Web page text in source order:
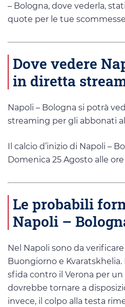
– Bologna, dove vederla,
quote per le tue
Dove vedere
in diretta
Napoli – Bologna si potrà
streaming per gli abbonati
Il calcio d’inizio di Napoli –
Domenica 25 Agosto alle ore
Le probabili
Napoli –
Nel Napoli sono da
Buongiorno e
sfida contro il Verona per un
dovrebbe tornare a
invece, il colpo alla testa